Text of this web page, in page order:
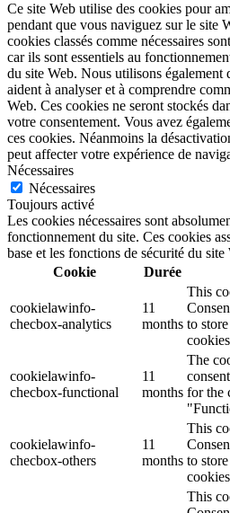
Ce site Web utilise des cookies pour
pendant que vous naviguez sur le site
cookies classés comme nécessaires
car ils sont essentiels au
du site Web. Nous utilisons également
aident à analyser et à comprendre
Web. Ces cookies ne seront stockés
votre consentement. Vous avez
ces cookies. Néanmoins la
peut affecter votre expérience de
Nécessaires
Nécessaires
Toujours activé
Les cookies nécessaires sont
fonctionnement du site. Ces cookies
base et les fonctions de sécurité du
Cookie
Durée
cookielawinfo-
checbox-analytics
11
months
This
to
cookielawinfo-
checbox-functional
11
months
The
for the
cookielawinfo-
checbox-others
11
months
This
to
This